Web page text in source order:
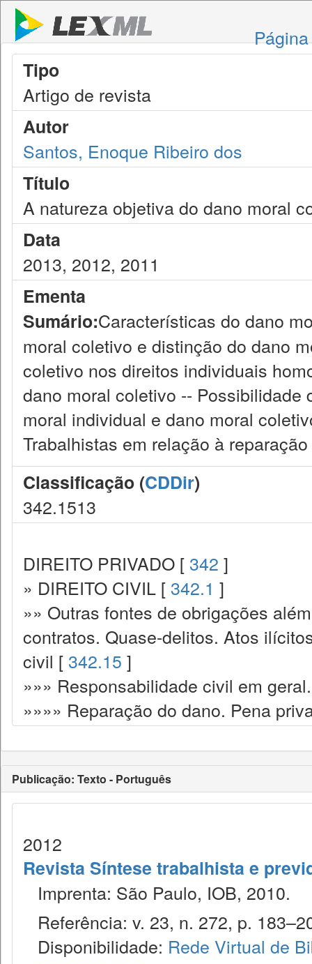
Tipo
Artigo de revista
Autor
Santos, Enoque Ribeiro dos
Título
A natureza objetiva do dano moral
Data
2013, 2012, 2011
Ementa
Sumário:Características do dano
moral coletivo e distinção do dano
coletivo nos direitos individuais
dano moral coletivo --
moral individual e dano moral
Trabalhistas em relação à
Classificação (CDDir)
342.1513
DIREITO PRIVADO [ 342 ]
» DIREITO CIVIL [ 342.1 ]
»» Outras fontes de obrigações
contratos. Quase-delitos. Atos
civil [ 342.15 ]
»»» Responsabilidade civil em
»»»» Reparação do dano. Pena
Publicação: Texto - Português
2012
Revista Síntese trabalhista e
Imprenta: São Paulo, IOB, 2010.
Referência: v. 23, n. 272, p.
Disponibilidade: Rede Virtual de